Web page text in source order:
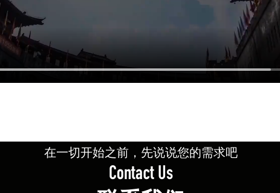
在一切开始之前，先说说您的需求吧
Contact Us